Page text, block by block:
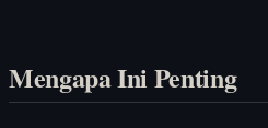
Mengapa Ini Penting